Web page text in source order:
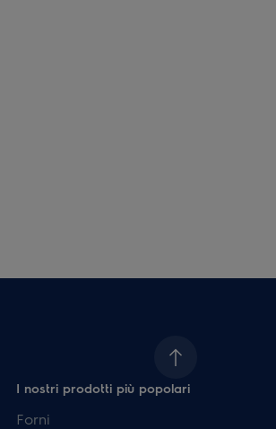
I nostri prodotti più popolari
Forni